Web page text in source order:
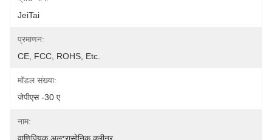
JeiTai
प्रमाणन:
CE, FCC, ROHS, Etc.
मॉडल संख्या:
जेपीएस -30 ए
नाम: